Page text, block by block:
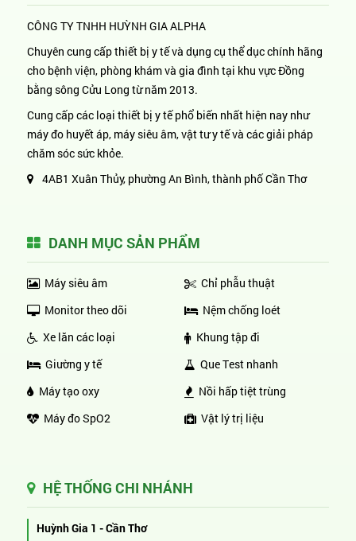
CÔNG TY TNHH HUỲNH GIA ALPHA
Chuyên cung cấp thiết bị y tế và dụng cụ thể dục chính hãng
cho bệnh viện, phòng khám và gia đình tại khu vực Đồng
bằng sông Cửu Long từ năm 2013.
Cung cấp các loại thiết bị y tế phổ biến nhất hiện nay như
máy đo huyết áp, máy siêu âm, vật tư y tế và các giải pháp
chăm sóc sức khỏe.
4AB1 Xuân Thủy, phường An Bình, thành phố Cần Thơ
DANH MỤC SẢN PHẨM
Máy siêu âm
Monitor theo dõi
Xe lăn các loại
Giường y tế
Máy tạo oxy
Máy đo SpO2
Chỉ phẫu thuật
Nệm chống loét
Khung tập đi
Que Test nhanh
Nồi hấp tiệt trùng
Vật lý trị liệu
HỆ THỐNG CHI NHÁNH
Huỳnh Gia 1 - Cần Thơ